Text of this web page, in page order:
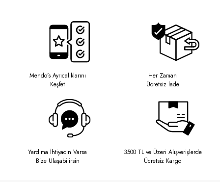
Mendo's Ayrıcalıklarını
Keşfet
Her Zaman
Ücretsiz İade
Yardıma İhtiyacın Varsa
Bize Ulaşabilirsin
3500 TL ve Üzeri Alışverişlerde
Ücretsiz Kargo